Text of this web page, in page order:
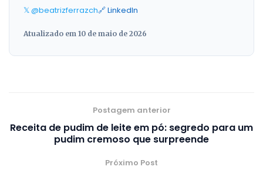
𝕏 @beatrizferrazch🔗 LinkedIn
Atualizado em 10 de maio de 2026
Postagem anterior
Receita de pudim de leite em pó: segredo para um
pudim cremoso que surpreende
Próximo Post